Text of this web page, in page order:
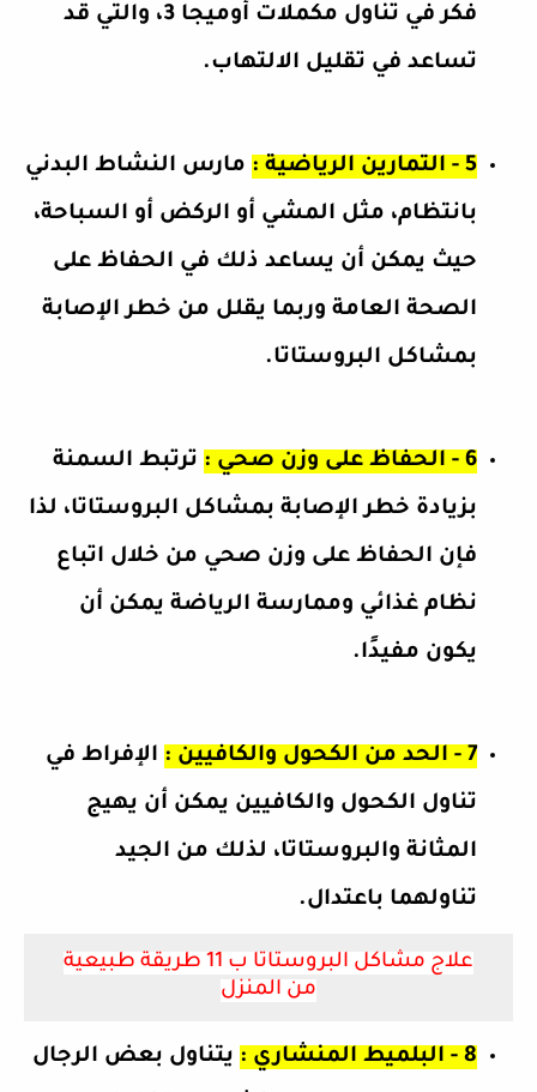
فكر في تناول مكملات أوميجا 3، والتي قد
تساعد في تقليل الالتهاب.
5 - التمارين الرياضية :
مارس النشاط البدني
بانتظام، مثل المشي أو الركض أو السباحة،
حيث يمكن أن يساعد ذلك في الحفاظ على
الصحة العامة وربما يقلل من خطر الإصابة
بمشاكل البروستاتا.
6 - الحفاظ على وزن صحي :
ترتبط السمنة
بزيادة خطر الإصابة بمشاكل البروستاتا، لذا
فإن الحفاظ على وزن صحي من خلال اتباع
نظام غذائي وممارسة الرياضة يمكن أن
يكون مفيدًا.
7 - الحد من الكحول والكافيين :
الإفراط في
تناول الكحول والكافيين يمكن أن يهيج
المثانة والبروستاتا، لذلك من الجيد
تناولهما باعتدال.
علاج مشاكل البروستاتا ب 11 طريقة طبيعية
من المنزل
8 - البلميط المنشاري :
يتناول بعض الرجال